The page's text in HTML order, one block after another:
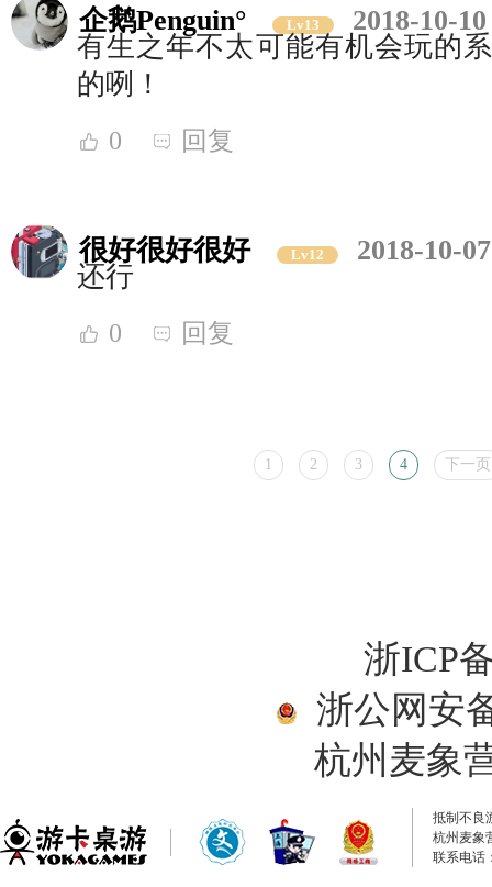
企鹅Penguin° Lv13
2018-10-
有生之年不太可能有机会玩的
的咧！
0 回复
很好很好很好 Lv12
2018-10-
还行
0 回复
1 2 3 4 下一页
浙ICP
浙公网安
杭州麦象
抵制不良
杭州麦象
联系电话